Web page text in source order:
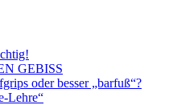
GEBISS
oder besser „barfuß“?
Lehre“